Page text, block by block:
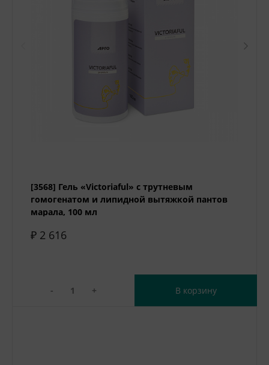
[3568] Гель «Victoriaful» с трутневым
гомогенатом и липидной вытяжкой пантов
марала, 100 мл
₽ 2 616
- + В корзину